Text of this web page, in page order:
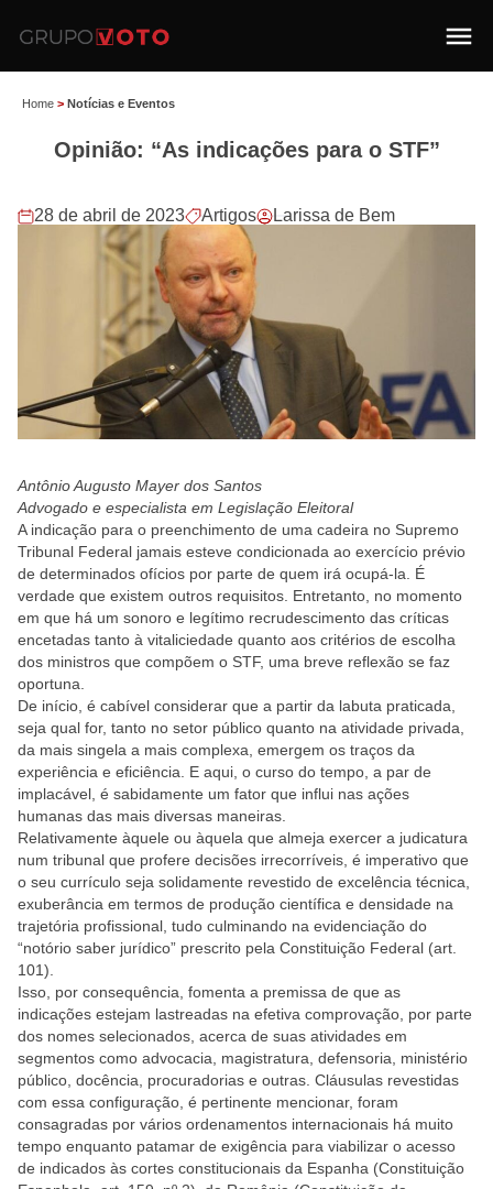
Home > Notícias e Eventos
Opinião: “As indicações para o STF”
28 de abril de 2023 Artigos Larissa de Bem
Antônio Augusto Mayer dos Santos
Advogado e especialista em Legislação Eleitoral
A indicação para o preenchimento de uma cadeira no Supremo
Tribunal Federal jamais esteve condicionada ao exercício prévio
de determinados ofícios por parte de quem irá ocupá-la. É
verdade que existem outros requisitos. Entretanto, no momento
em que há um sonoro e legítimo recrudescimento das críticas
encetadas tanto à vitaliciedade quanto aos critérios de escolha
dos ministros que compõem o STF, uma breve reflexão se faz
oportuna.
De início, é cabível considerar que a partir da labuta praticada,
seja qual for, tanto no setor público quanto na atividade privada,
da mais singela a mais complexa, emergem os traços da
experiência e eficiência. E aqui, o curso do tempo, a par de
implacável, é sabidamente um fator que influi nas ações
humanas das mais diversas maneiras.
Relativamente àquele ou àquela que almeja exercer a judicatura
num tribunal que profere decisões irrecorríveis, é imperativo que
o seu currículo seja solidamente revestido de excelência técnica,
exuberância em termos de produção científica e densidade na
trajetória profissional, tudo culminando na evidenciação do
“notório saber jurídico” prescrito pela Constituição Federal (art.
101).
Isso, por consequência, fomenta a premissa de que as
indicações estejam lastreadas na efetiva comprovação, por parte
dos nomes selecionados, acerca de suas atividades em
segmentos como advocacia, magistratura, defensoria, ministério
público, docência, procuradorias e outras. Cláusulas revestidas
com essa configuração, é pertinente mencionar, foram
consagradas por vários ordenamentos internacionais há muito
tempo enquanto patamar de exigência para viabilizar o acesso
de indicados às cortes constitucionais da Espanha (Constituição